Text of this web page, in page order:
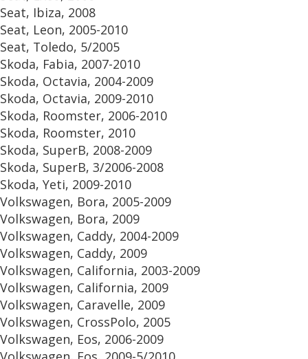
Seat, Ibiza, 2008
Seat, Leon, 2005-2010
Seat, Toledo, 5/2005
Skoda, Fabia, 2007-2010
Skoda, Octavia, 2004-2009
Skoda, Octavia, 2009-2010
Skoda, Roomster, 2006-2010
Skoda, Roomster, 2010
Skoda, SuperB, 2008-2009
Skoda, SuperB, 3/2006-2008
Skoda, Yeti, 2009-2010
Volkswagen, Bora, 2005-2009
Volkswagen, Bora, 2009
Volkswagen, Caddy, 2004-2009
Volkswagen, Caddy, 2009
Volkswagen, California, 2003-2009
Volkswagen, California, 2009
Volkswagen, Caravelle, 2009
Volkswagen, CrossPolo, 2005
Volkswagen, Eos, 2006-2009